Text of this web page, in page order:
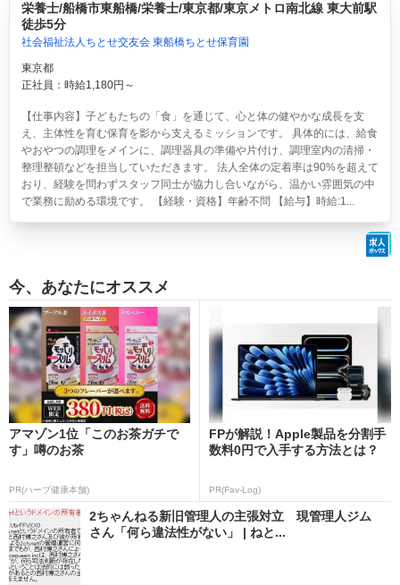
栄養士/船橋市東船橋/栄養士/東京都/東京メトロ南北線 東大前駅
徒歩5分
社会福祉法人ちとせ交友会 東船橋ちとせ保育園
東京都
正社員：時給1,180円～
【仕事内容】子どもたちの「食」を通じて、心と体の健やかな成長を支
え、主体性を育む保育を影から支えるミッションです。 具体的には、給食
やおやつの調理をメインに、調理器具の準備や片付け、調理室内の清掃・
整理整頓などを担当していただきます。 法人全体の定着率は90%を超えて
おり、経験を問わずスタッフ同士が協力し合いながら、温かい雰囲気の中
で業務に励める環境です。 【経験・資格】年齢不問 【給与】時給:1...
今、あなたにオススメ
アマゾン1位「このお茶ガチで
す」噂のお茶
PR(ハーブ健康本舗)
FPが解説！Apple製品を分割手
数料0円で入手する方法とは？
PR(Fav-Log)
2ちゃんねる新旧管理人の主張対立 現管理人ジム
さん「何ら違法性がない」 | ねと...